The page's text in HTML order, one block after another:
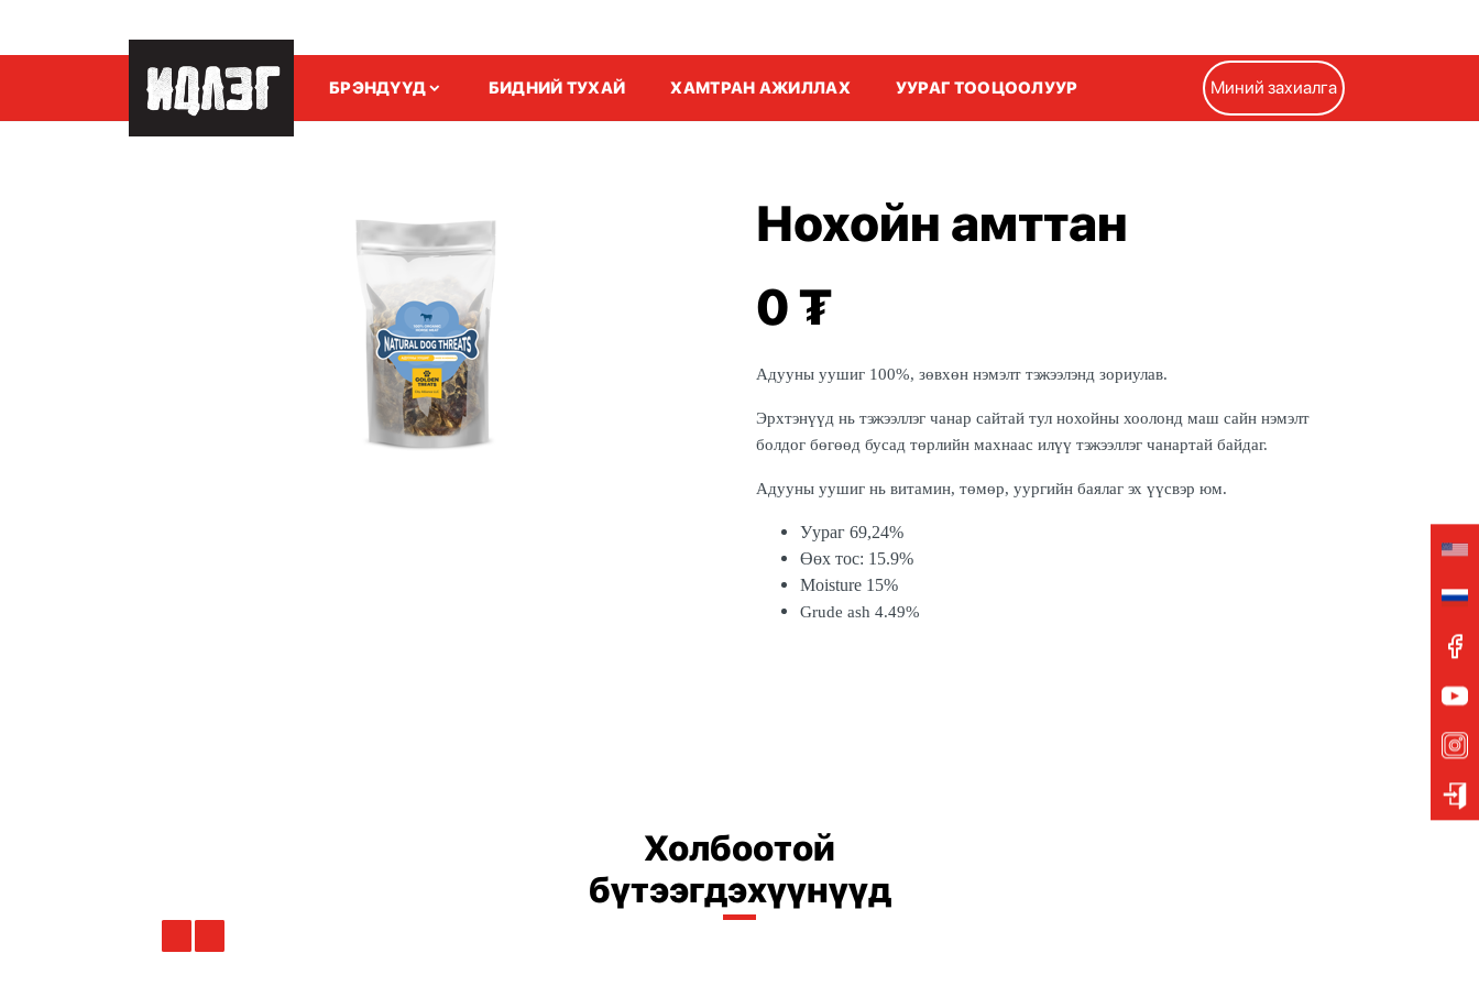
БРЭНДҮҮД БИДНИЙ ТУХАЙ ХАМТРАН АЖИЛЛАХ УУРАГ ТООЦООЛУУР Миний захиалга
Нохойн амттан
0₮
Адууны уушиг 100%, зөвхөн нэмэлт тэжээлэнд зориулав.
Эрхтэнүүд нь тэжээллэг чанар сайтай тул нохойны хоолонд маш сайн нэмэлт
болдог бөгөөд бусад төрлийн махнаас илүү тэжээллэг чанартай байдаг.
Адууны уушиг нь витамин, төмөр, уургийн баялаг эх үүсвэр юм.
Уураг 69,24%
Өөх тос: 15.9%
Moisture 15%
Grude ash 4.49%
Холбоотой
бүтээгдэхүүнүүд